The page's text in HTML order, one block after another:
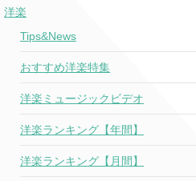
洋楽
Tips&News
おすすめ洋楽特集
洋楽ミュージックビデオ
洋楽ランキング【年間】
洋楽ランキング【月間】